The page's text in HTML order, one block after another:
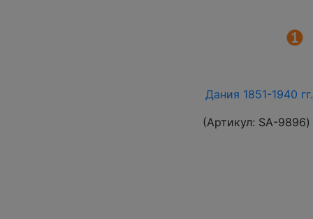
Дания 1851-1940
(Артикул: SA-9896)